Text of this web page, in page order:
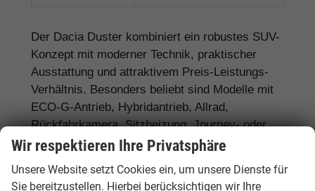
Der Dacia Duster kombiniert ein robustes SUV-
Konzept mit moderner Technik, praktischer
Ausstattung und attraktivem Preis-Leistungs-
Verhältnis. Besonders beliebt sind Modelle mit
ECO-G-Antrieb, Hybridantrieb, Allrad,
Rückfahrkamera, Sitzheizung, Journey- oder
Extreme-Ausstattung und deutlichem
Wir respektieren Ihre Privatsphäre
Unsere Website setzt Cookies ein, um unsere Dienste für
Sie bereitzustellen. Hierbei berücksichtigen wir Ihre